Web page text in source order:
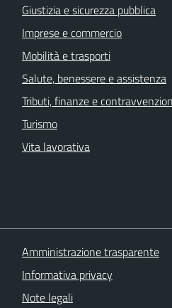
Giustizia e sicurezza pubblica
Imprese e commercio
Mobilità e trasporti
Salute, benessere e assistenza
Tributi, finanze e
Turismo
Vita lavorativa
Amministrazione trasparente
Informativa privacy
Note legali